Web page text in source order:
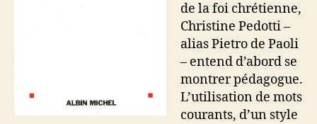
de la foi chrétienne,
Christine Pedotti –
alias Pietro de Paoli
– entend d’abord se
montrer pédagogue.
L’utilisation de mots
courants, d’un style